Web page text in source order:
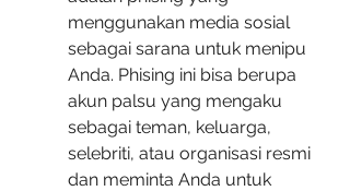
menggunakan media sosial
sebagai sarana untuk menipu
Anda. Phising ini bisa berupa
akun palsu yang mengaku
sebagai teman, keluarga,
selebriti, atau organisasi resmi
dan meminta Anda untuk